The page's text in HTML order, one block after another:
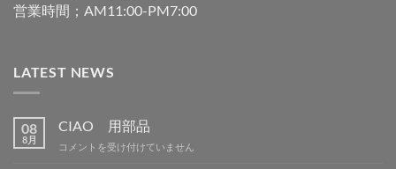
営業時間；AM11:00-PM7:00
LATEST NEWS
08
8月
CIAO 用部品
CIAO
コメントを受け付けていません